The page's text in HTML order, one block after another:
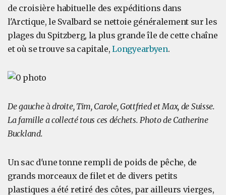
de croisière habituelle des expéditions dans
l'Arctique, le Svalbard se nettoie généralement sur les
plages du Spitzberg, la plus grande île de cette chaîne
et où se trouve sa capitale,Longyearbyen.
De gauche à droite, Tim, Carole, Gottfried et Max, de Suisse.
La famille a collecté tous ces déchets. Photo de Catherine
Buckland.
Un sac d'une tonne rempli de poids de pêche, de
grands morceaux de filet et de divers petits
plastiques a été retiré des côtes, par ailleurs vierges,